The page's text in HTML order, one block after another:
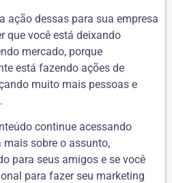
ação dessas para sua empresa
que você está deixando
mercado, porque
está fazendo ações de
muito mais pessoas e
continue acessando
sobre o assunto,
para seus amigos e se você
para fazer seu marketing